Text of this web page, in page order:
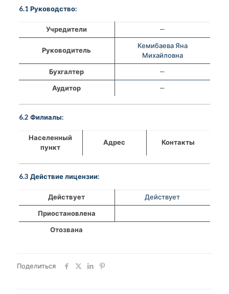
6.1 Руководство:
Учредители —
Руководитель
Кемибаева Яна
Михайловна
Бухгалтер
—
Аудитор
—
6.2 Филиалы:
Населенный
пункт
Адрес Контакты
6.3 Действие лицензии:
Действует
Действует
Приостановлена
Отозвана
Поделиться